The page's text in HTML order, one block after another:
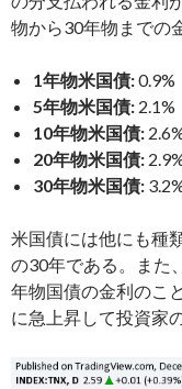
物から30年物までの
1年物米国債:0.9%
5年物米国債: 2.1%
10年物米国債:
20年物米国債:
30年物米国債:
米国債には他にも種
の30年である。また
年物国債の金利のこ
に急上昇して投資家